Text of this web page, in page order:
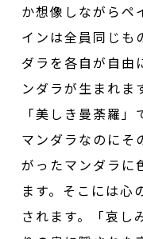
か想像しながらペ
インは全員同じも
ダラを各自が自由
ンダラが生まれま
「美しき曼荼羅
マンダラなのにそ
がったマンダラに
ます。そこには心
されます。「哀し